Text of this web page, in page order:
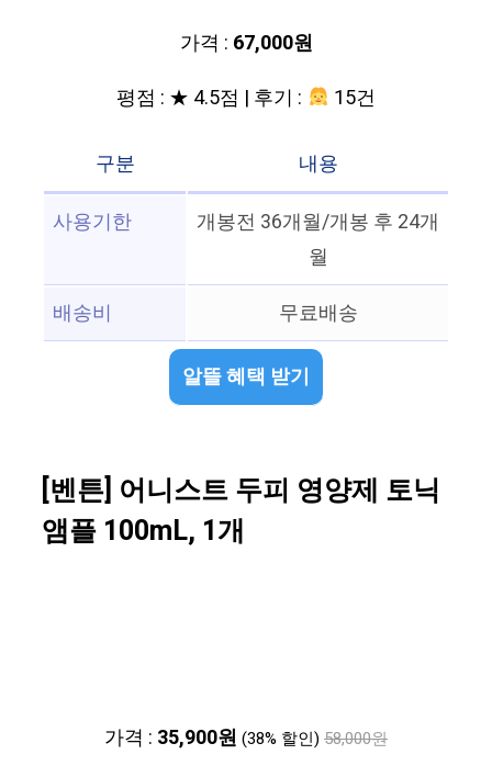
가격 : 67,000원
평점 : ★ 4.5점 | 후기 :
15건
구분
내용
사용기한
개봉전 36개월/개봉 후 24개
월
배송비
무료배송
알뜰 혜택 받기
[벤튼] 어니스트 두피 영양제 토닉
앰플 100mL, 1개
가격 : 35,900원 (38% 할인) 58,000원